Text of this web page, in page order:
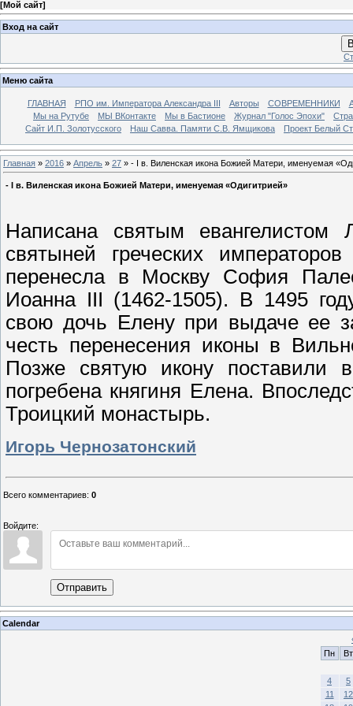
[Мой сайт]
Вход на сайт
Меню сайта
ГЛАВНАЯ РПО им. Императора Александра III Авторы СОВРЕМЕННИКИ
Мы на Рутубе
МЫ ВКонтакте Мы в Бастионе Журнал "Голос Эпохи"
Сайт И.П. Золотусского
Наш Савва. Памяти С.В. Ямщикова Проект Белый
Главная » 2016 » Апрель » 27 » - I в. Виленская икона Божией Матери, именуемая
- I в. Виленская икона Божией Матери, именуемая «Одигитрией»
Написана святым
святыней греческих
перенесла в Москву София
Иоанна III (1462-1505). В 1495
свою дочь Елену при выдаче ее
честь перенесения иконы в
Позже святую икону поставили
погребена княгиня Елена.
Троицкий монастырь.
Игорь Чернозатонский
Всего комментариев: 0
Войдите:
Отправить
Calendar
Пн
Вт
4
5
11
12